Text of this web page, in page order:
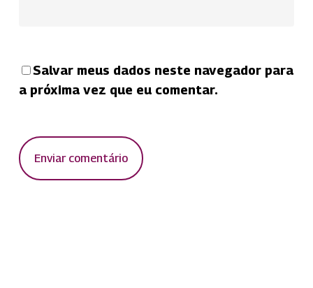
Salvar meus dados neste navegador para
a próxima vez que eu comentar.